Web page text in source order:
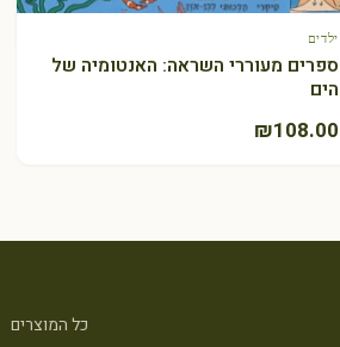
₪59.90
ילדים
ספרים מעוררי השראה: האנטומיה של
הים
₪108.00
כל המוצרים